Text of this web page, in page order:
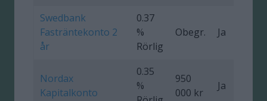
Swedbank
Fasträntekonto 2
år
0.37
%
Rörlig
Obegr. Ja
Nordax
Kapitalkonto
0.35
%
950
000 kr
Ja